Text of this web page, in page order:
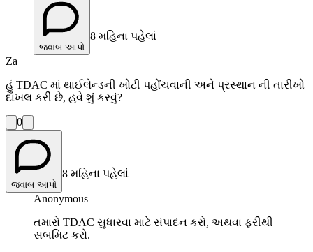
જવાબ આપો
8 મહિના પહેલાં
Za
હું TDAC માં થાઈલેન્ડની ખોટી પહોંચવાની અને પ્રસ્થાન ની તારીખો
દાખલ કરી છે, હવે શું કરવું?
0
જવાબ આપો
8 મહિના પહેલાં
Anonymous
તમારો TDAC સુધારવા માટે સંપાદન કરો, અથવા ફરીથી
સબમિટ કરો.